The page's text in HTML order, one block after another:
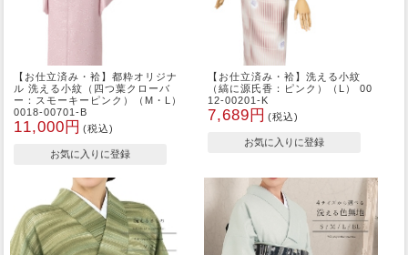
【お仕立済み・袷】都粋オリジナ
ル 洗える小紋（四つ葉クローバ
ー：スモーキーピンク）（M・L）
0018-00701-B
11,000円 (税込)
【お仕立済み・袷】洗える小紋
（縞に源氏香：ピンク）（L） 00
12-00201-K
7,689円 (税込)